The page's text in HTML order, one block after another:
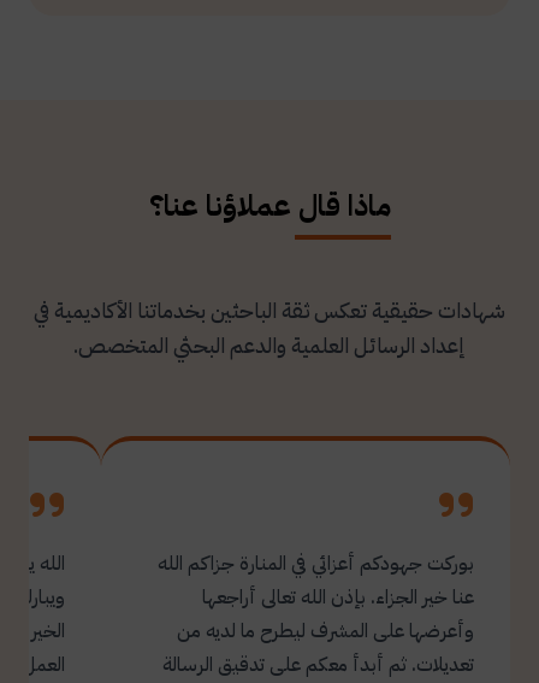
ماذا قال عملاؤنا عنا؟
شهادات حقيقية تعكس ثقة الباحثين بخدماتنا الأكاديمية في
إعداد الرسائل العلمية والدعم البحثي المتخصص.
بوركت جهودكم أعزائي في المنارة جزاكم الله
عنا خير الجزاء. بإذن الله تعالى أراجعها
وأعرضها على المشرف ليطرح ما لديه من
تعديلات. ثم أبدأ معكم على تدقيق الرسالة
الله
العمل.